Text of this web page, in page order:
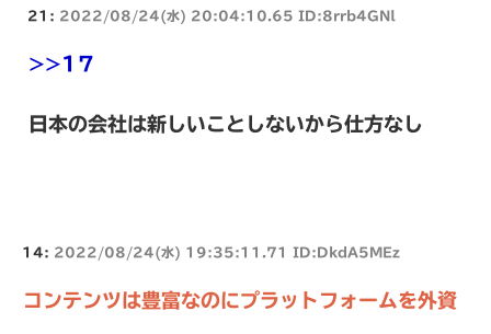
21: 2022/08/24(水) 20:04:10.65 ID:8rrb4GNl
>>17
日本の会社は新しいことしないから仕方なし
14: 2022/08/24(水) 19:35:11.71 ID:DkdA5MEz
コンテンツは豊富なのにプラットフォームを外資